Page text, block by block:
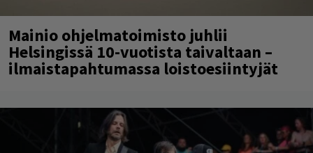
Mainio ohjelmatoimisto juhlii
Helsingissä 10-vuotista taivaltaan –
ilmaistapahtumassa loistoesiintyjät